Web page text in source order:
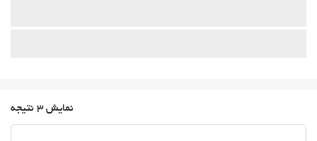
نمایش 3 نتیجه